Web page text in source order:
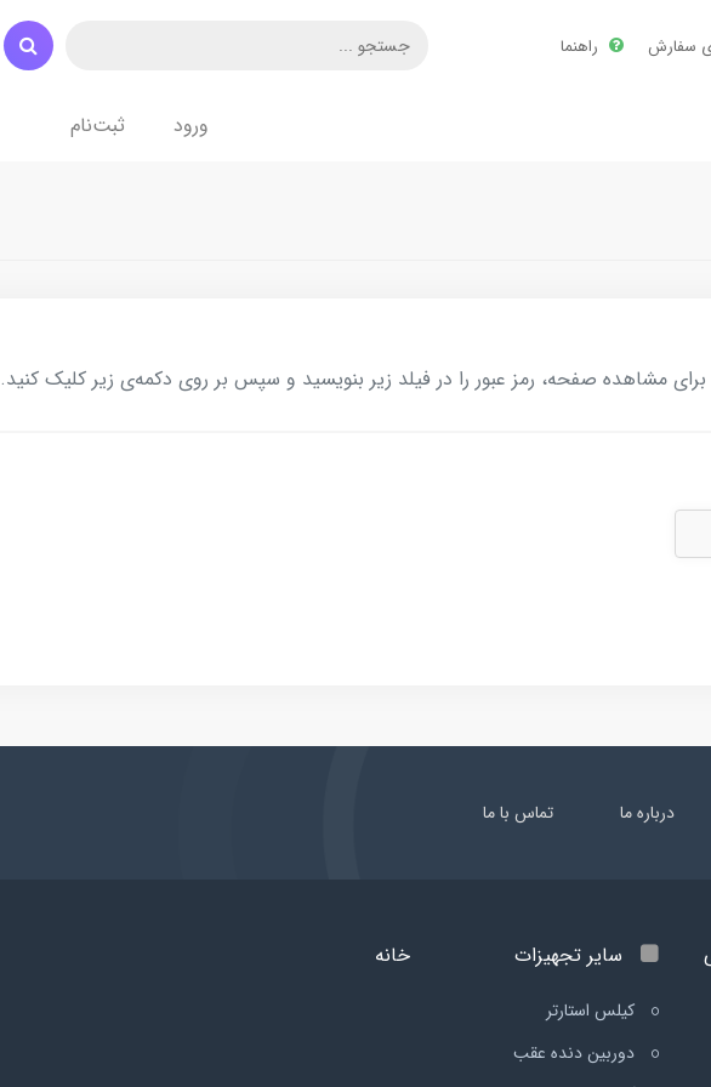
سفارش راهنما
ورود ثبت‌نام
مشاهده صفحه، رمز عبور را در فیلد زیر بنویسید و سپس بر روی دکمه‌ی زیر کلیک کنید.
درباره ما تماس با ما
سایر تجهیزات
کیلس استارتر
دوربین دنده عقب
خانه